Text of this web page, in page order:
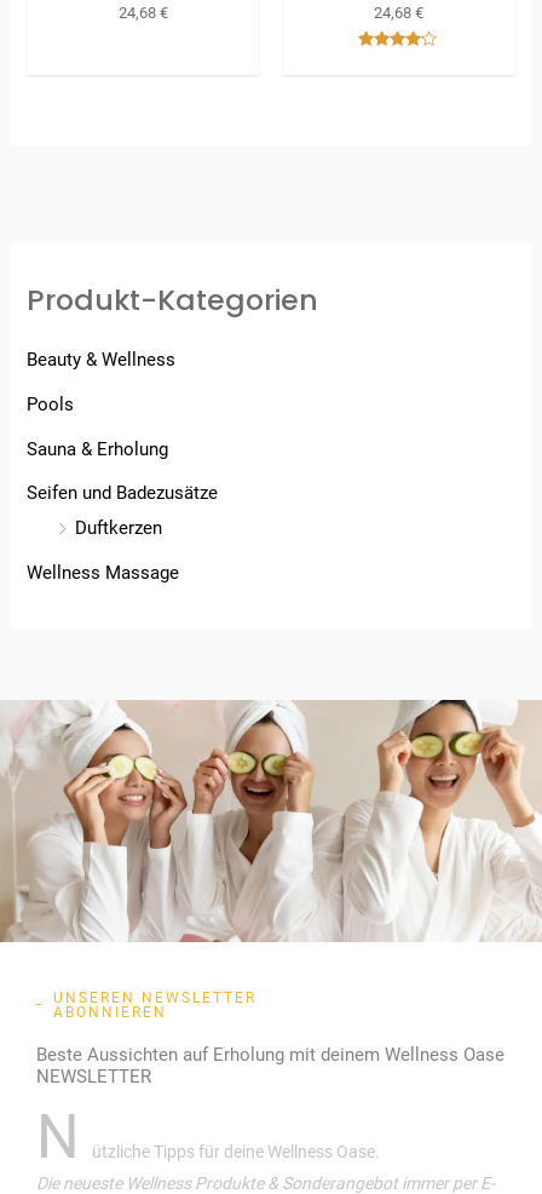
24,68 € 24,68€
Produkt-Kategorien
Beauty & Wellness
Pools
Sauna & Erholung
Seifen und Badezusätze
Duftkerzen
Wellness Massage
UNSEREN NEWSLETTER
ABONNIEREN
Beste Aussichten auf Erholung mit deinem Wellness Oase
NEWSLETTER
N
ützliche Tipps für deine Wellness Oase.
Die neueste Wellness Produkte & Sonderangebot immer per E-